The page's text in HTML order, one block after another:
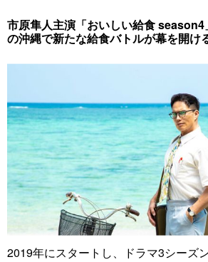
市原隼人主演「おいしい給食
の沖縄で新たな給食バトルが幕を開け
2019年にスタートし、ドラマ3シーズ